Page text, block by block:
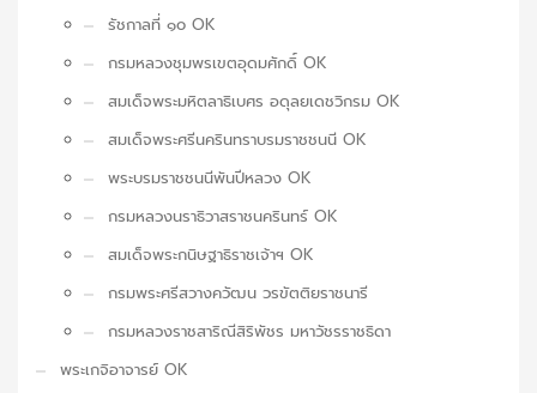
รัชกาลที่ ๑๐ OK
กรมหลวงชุมพรเขตอุดมศักดิ์ OK
สมเด็จพระมหิตลาธิเบศร อดุลยเดชวิกรม OK
สมเด็จพระศรีนครินทราบรมราชชนนี OK
พระบรมราชชนนีพันปีหลวง OK
กรมหลวงนราธิวาสราชนครินทร์ OK
สมเด็จพระกนิษฐาธิราชเจ้าฯ OK
กรมพระศรีสวางควัฒน วรขัตติยราชนารี
กรมหลวงราชสาริณีสิริพัชร มหาวัชรราชธิดา
พระเกจิอาจารย์ OK